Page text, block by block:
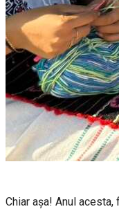
Chiar așa! Anul